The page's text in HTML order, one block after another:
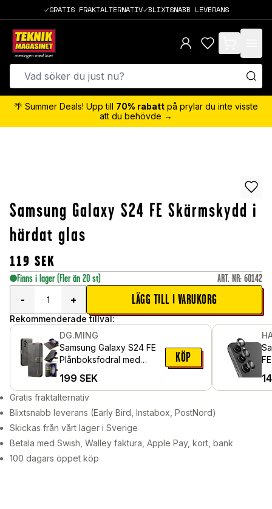
GRATIS FRAKTALTERNATIV BLIXTSNABB LEVERANS
items in cart,
🌴 Summer Deals! Upp till 70% rabatt på prylar du inte visste
att du behövde →
Samsung Galaxy S24 FE Skärmskydd i
härdat glas
119 SEK
Finns i lager (Fler än 20 st) ART. NR: 60142
-
+ LÄGG TILL I VARUKORG
Rekommenderade tillval:
DG.MING
Samsung Galaxy S24 FE
Plånboksfodral med
199 SEK
KÖP
Gratis fraktalternativ
Blixtsnabb leverans (Early Bird, Instabox, PostNord)
Skickas från vårt lager i Sverige
Betala med Swish, Walley faktura, Apple Pay, kort, bank
100 dagars öppet köp